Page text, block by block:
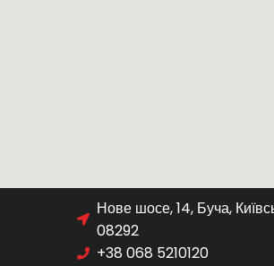
Нове шосе, 14, Буча,
08292
+38 068 5210120